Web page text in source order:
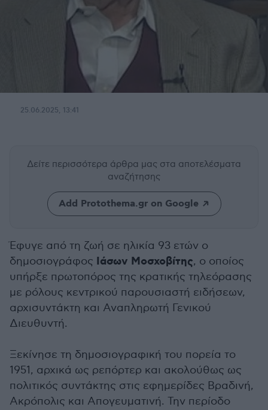
25.06.2025, 13:41
Δείτε περισσότερα άρθρα μας στα αποτελέσματα
αναζήτησης
Add Protothema.gr on Google
Έφυγε από τη ζωή σε ηλικία 93 ετών ο
δημοσιογράφος Ιάσων Μοσχοβίτης, ο οποίος
υπήρξε πρωτοπόρος της κρατικής τηλεόρασης
με ρόλους κεντρικού παρουσιαστή ειδήσεων,
αρχισυντάκτη και Αναπληρωτή Γενικού
Διευθυντή.
Ξεκίνησε τη δημοσιογραφική του πορεία το
1951, αρχικά ως ρεπόρτερ και ακολούθως ως
πολιτικός συντάκτης στις εφημερίδες Βραδινή,
Ακρόπολις και Απογευματινή. Την περίοδο